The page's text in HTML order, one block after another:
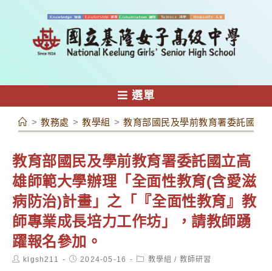
容
選單
> 教務處 > 教學組 > 教育部國民及學前教育署委託國立
教育部國民及學前教育署委託國立高
雄師範大學辦理「全面性教育(含愛滋
病防治)計畫」之「『全面性教育』教
師專業成長培力工作坊」，請教師踴
躍報名參加。
Postklgsh211
Post2024-05-16
Post教學組 / 教師研習